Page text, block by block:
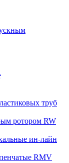
труб
ротором RW
ин-лайн
RMV